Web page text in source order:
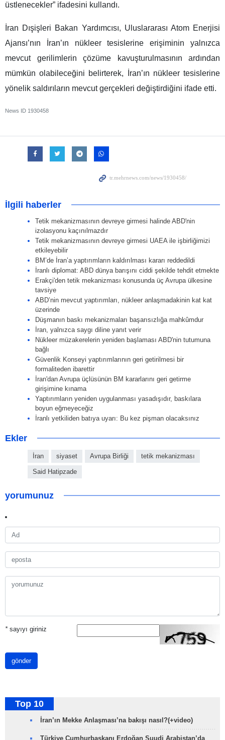
üstlenecekler” ifadesini kullandı.
İran Dışişleri Bakan Yardımcısı, Uluslararası Atom Enerjisi
Ajansı’nın İran’ın nükleer tesislerine erişiminin yalnızca
mevcut gerilimlerin çözüme kavuşturulmasının ardından
mümkün olabileceğini belirterek, İran’ın nükleer tesislerine
yönelik saldırıların mevcut gerçekleri değiştirdiğini ifade etti.
News ID 1930458
İlgili haberler
Tetik mekanizmasının devreye girmesi halinde ABD'nin
izolasyonu kaçınılmazdır
Tetik mekanizmasının devreye girmesi UAEA ile işbirliğimizi
etkileyebilir
BM’de İran’a yaptırımların kaldırılması kararı reddedildi
İranlı diplomat: ABD dünya barışını ciddi şekilde tehdit etmekte
Erakçi'den tetik mekanizması konusunda üç Avrupa ülkesine
tavsiye
ABD’nin mevcut yaptırımları, nükleer anlaşmadakinin kat kat
üzerinde
Düşmanın baskı mekanizmaları başarısızlığa mahkûmdur
İran, yalnızca saygı diline yanıt verir
Nükleer müzakerelerin yeniden başlaması ABD'nin tutumuna
bağlı
Güvenlik Konseyi yaptırımlarının geri getirilmesi bir
formaliteden ibarettir
İran'dan Avrupa üçlüsünün BM kararlarını geri getirme
girişimine kınama
Yaptırımların yeniden uygulanması yasadışıdır, baskılara
boyun eğmeyeceğiz
İranlı yetkiliden batıya uyarı: Bu kez pişman olacaksınız
Ekler
İran siyaset Avrupa Birliği tetik mekanizması
Said Hatipzade
yorumunuz
*sayıyı giriniz
gönder
Top 10
İran’ın Mekke Anlaşması’na bakışı nasıl?(+video)
Türkiye Cumhurbaşkanı Erdoğan Suudi Arabistan’da